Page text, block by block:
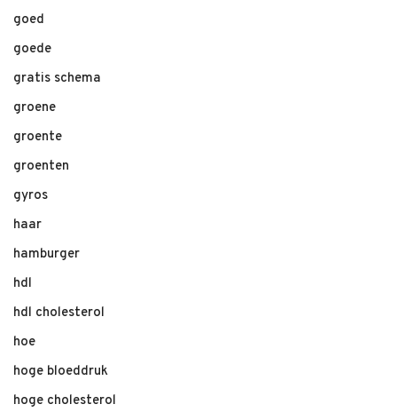
goed
goede
gratis schema
groene
groente
groenten
gyros
haar
hamburger
hdl
hdl cholesterol
hoe
hoge bloeddruk
hoge cholesterol